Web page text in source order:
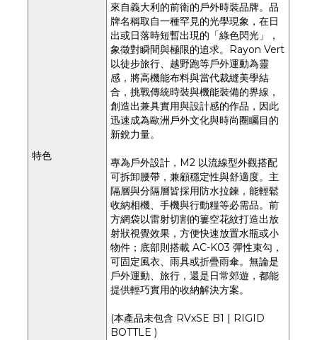
特色
來自義大利的前衛的戶外時裝品牌。品
牌名稱取自一種罕見的光學現象，在日
出或日落時短暫出現的「綠色閃光」，
象徵對瞬間與極限的追求。Rayon Vert
以徒步旅行、越野跑等戶外運動為靈
感，將高機能布料與當代裁縫美學結
合，挑戰傳統時裝與機能裝備的界線，
創造出兼具實用與設計感的作品，因此
迅速成為歐洲戶外文化與時尚圈矚目的
新銳力量。
專為戶外設計，M2 以流線型外觀搭配
可拆卸腰帶，兼顧穩定性與舒適度。主
隔層與分隔層皆採用防水拉鍊，能輕鬆
收納相機、手機與行動糧等必需品。前
方網袋以雷射切割的簍空花紋打造出放
射狀視覺效果，方便快速放置水瓶或小
物件；底部則搭載 AC-K03 彈性束勾，
可固定風衣、雨具或折疊雨傘。無論是
戶外運動、旅行，還是日常郊遊，都能
提供輕巧實用的收納解決方案。
(本產品未包含 RVxSE B1 | RIGID
BOTTLE )